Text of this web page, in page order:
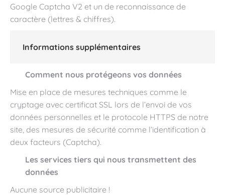
Google Captcha V2 et un de reconnaissance de
caractère (lettres & chiffres).
Informations supplémentaires
Comment nous protégeons vos données
Mise en place de mesures techniques comme le
cryptage avec certificat SSL lors de l’envoi de vos
données personnelles et le protocole HTTPS de notre
site, des mesures de sécurité comme l’identification à
deux facteurs (Captcha).
Les services tiers qui nous transmettent des
données
Aucune source publicitaire !